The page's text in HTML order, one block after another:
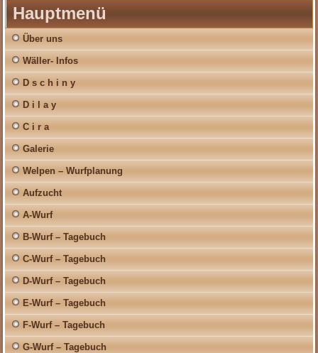
Hauptmenü
Über uns
Wäller- Infos
D s c h i n y
D i l a y
C i r a
Galerie
Welpen – Wurfplanung
Aufzucht
A-Wurf
B-Wurf – Tagebuch
C-Wurf – Tagebuch
D-Wurf – Tagebuch
E-Wurf – Tagebuch
F-Wurf – Tagebuch
G-Wurf – Tagebuch